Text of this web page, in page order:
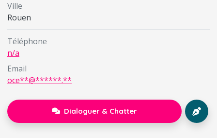
Ville
Rouen
Téléphone
n/a
Email
oce**@******.**
Dialoguer & Chatter